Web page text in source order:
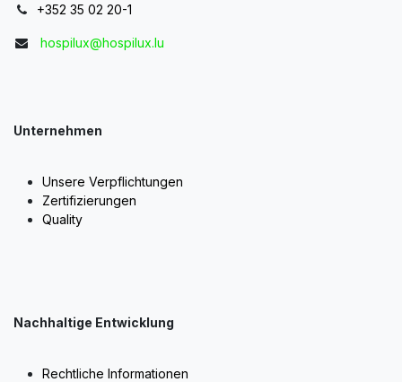
+352 35 02 20-1
hospilux@hospilux.lu
Unternehmen
Unsere Verpflichtungen
Zertifizierungen
Quality
Nachhaltige Entwicklung
Rechtliche Informationen